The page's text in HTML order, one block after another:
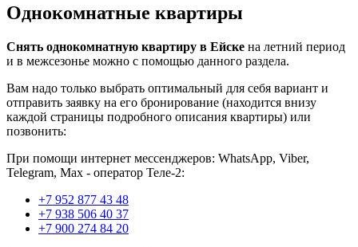
Однокомнатные квартиры
Снять однокомнатную квартиру в Ейске на летний период
и в межсезонье можно с помощью данного раздела.
Вам надо только выбрать оптимальный для себя вариант и
отправить заявку на его бронирование (находится внизу
каждой страницы подробного описания квартиры) или
позвонить:
При помощи интернет мессенджеров: WhatsApp, Viber,
Telegram, Мах - оператор Теле-2:
+7 952 877 43 48
+7 938 506 40 37
+7 900 274 84 20